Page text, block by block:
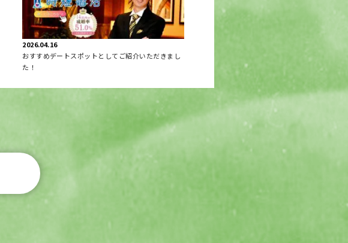
2026.04.16
おすすめデートスポットとしてご紹介いただきまし
た！